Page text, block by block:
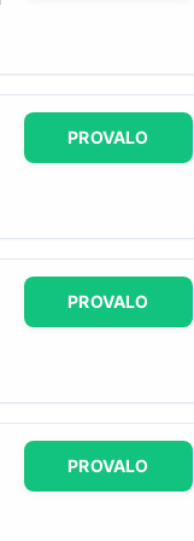
PROVALO
PROVALO
PROVALO